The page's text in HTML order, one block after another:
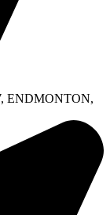
ENDMONTON,